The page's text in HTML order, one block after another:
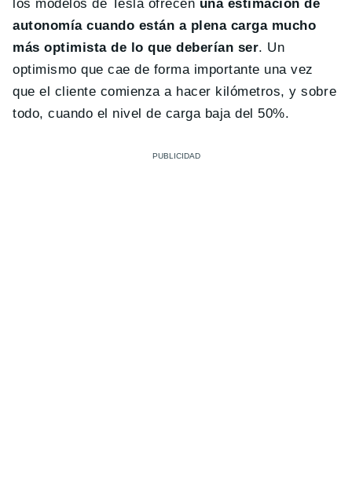
los modelos de Tesla ofrecen una estimación de
autonomía cuando están a plena carga mucho
más optimista de lo que deberían ser. Un
optimismo que cae de forma importante una vez
que el cliente comienza a hacer kilómetros, y sobre
todo, cuando el nivel de carga baja del 50%.